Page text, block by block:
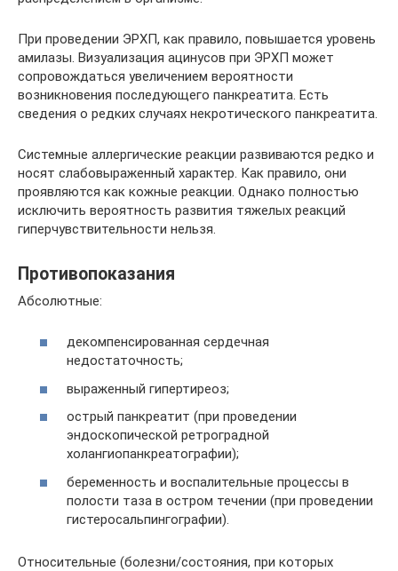
При проведении ЭРХП, как правило, повышается уровень
амилазы. Визуализация ацинусов при ЭРХП может
сопровождаться увеличением вероятности
возникновения последующего панкреатита. Есть
сведения о редких случаях некротического панкреатита.
Системные аллергические реакции развиваются редко и
носят слабовыраженный характер. Как правило, они
проявляются как кожные реакции. Однако полностью
исключить вероятность развития тяжелых реакций
гиперчувствительности нельзя.
Противопоказания
Абсолютные:
декомпенсированная сердечная
недостаточность;
выраженный гипертиреоз;
острый панкреатит (при проведении
эндоскопической ретроградной
холангиопанкреатографии);
беременность и воспалительные процессы в
полости таза в остром течении (при проведении
гистеросальпингографии).
Относительные (болезни/состояния, при которых